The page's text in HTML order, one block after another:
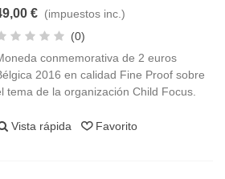
€ (impuestos inc.)
(0)
conmemorativa de 2 euros
2016 en calidad Fine Proof sobre
tema de la organización Child Focus.
Vista rápida Favorito